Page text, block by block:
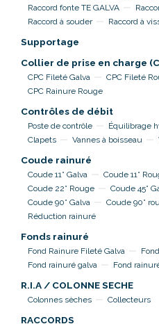
Raccord fonte TE GALVA
Raccord à souder
Raccord à
Supportage
Collier de prise en charge
CPC Fileté Galva CPC Fileté
CPC Rainure Rouge
Contrôles de débit
Poste de contrôle Équilibrage
Clapets
Vannes à boisseau
Coude rainuré
Coude 11° Galva Coude 11°
Coude 22° Rouge
Coude 45°
Coude 90° Galva
Coude 90°
Réduction rainuré
Fonds rainuré
Fond Rainure Fileté Galva
Fond rainuré galva
Fond
R.I.A / COLONNE SECHE
Colonnes sèches Collecteurs
RACCORDS